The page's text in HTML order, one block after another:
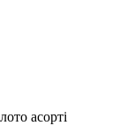
асорті